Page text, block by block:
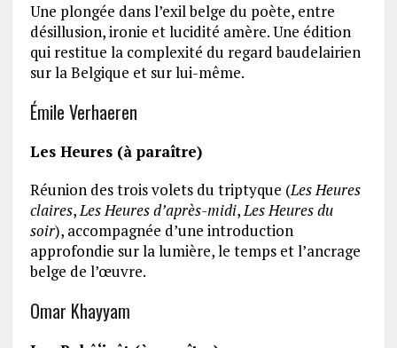
Une plongée dans l’exil belge du poète, entre
désillusion, ironie et lucidité amère. Une édition
qui restitue la complexité du regard baudelairien
sur la Belgique et sur lui-même.
Émile Verhaeren
Les Heures (à paraître)
Réunion des trois volets du triptyque (Les Heures
claires,Les Heures d’après-midi,Les Heures du
soir), accompagnée d’une introduction
approfondie sur la lumière, le temps et l’ancrage
belge de l’œuvre.
Omar Khayyam